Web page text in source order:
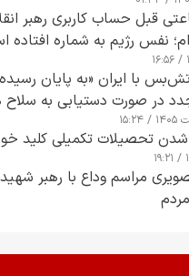
قبل حساب کاربری رهبر
نفس رژیم به شماره افتاده
با ایران «به پایان
در صورت دستیابی به
تحصیلات تکمیلی کلید
مراسم وداع با رهبر